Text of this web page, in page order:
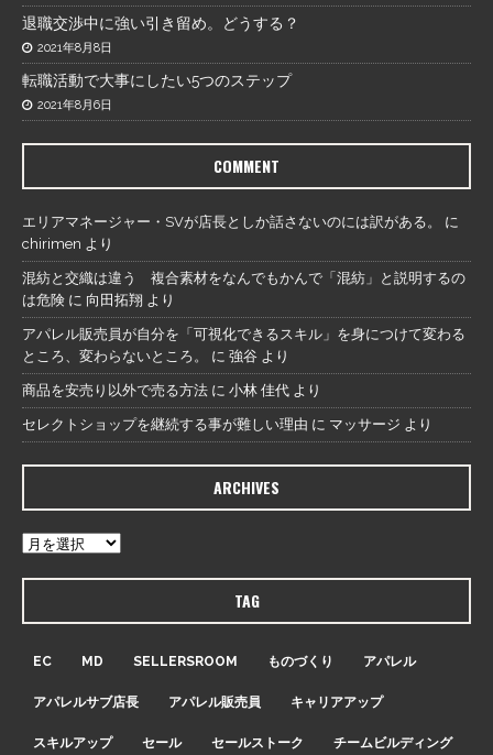
退職交渉中に強い引き留め。どうする？
2021年8月8日
転職活動で大事にしたい5つのステップ
2021年8月6日
COMMENT
エリアマネージャー・SVが店長としか話さないのには訳がある。
に
chirimen より
混紡と交織は違う 複合素材をなんでもかんで「混紡」と説明するの
は危険 に 向田拓翔 より
アパレル販売員が自分を「可視化できるスキル」を身につけて変わる
ところ、変わらないところ。
に 強谷 より
商品を安売り以外で売る方法 に 小林 佳代 より
セレクトショップを継続する事が難しい理由 に マッサージ より
ARCHIVES
TAG
EC MD SELLERSROOM ものづくり アパレル
アパレルサブ店長 アパレル販売員 キャリアアップ
スキルアップ セール セールストーク チームビルディング